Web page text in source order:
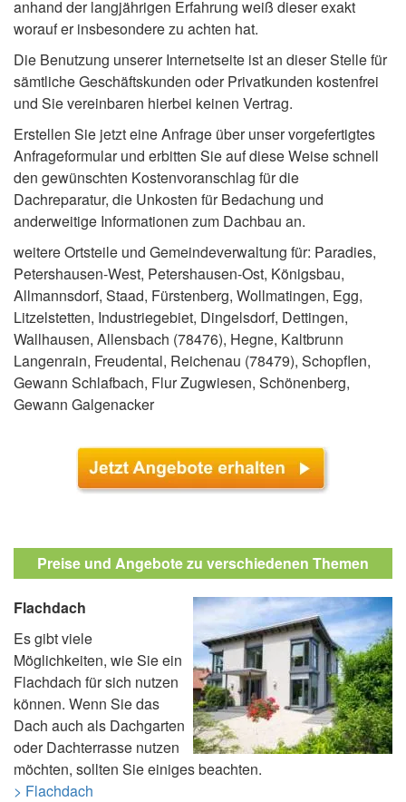
anhand der langjährigen Erfahrung weiß dieser exakt
worauf er insbesondere zu achten hat.
Die Benutzung unserer Internetseite ist an dieser Stelle für
sämtliche Geschäftskunden oder Privatkunden kostenfrei
und Sie vereinbaren hierbei keinen Vertrag.
Erstellen Sie jetzt eine Anfrage über unser vorgefertigtes
Anfrageformular und erbitten Sie auf diese Weise schnell
den gewünschten Kostenvoranschlag für die
Dachreparatur, die Unkosten für Bedachung und
anderweitige Informationen zum Dachbau an.
weitere Ortsteile und Gemeindeverwaltung für: Paradies,
Petershausen-West, Petershausen-Ost, Königsbau,
Allmannsdorf, Staad, Fürstenberg, Wollmatingen, Egg,
Litzelstetten, Industriegebiet, Dingelsdorf, Dettingen,
Wallhausen, Allensbach (78476), Hegne, Kaltbrunn
Langenrain, Freudental, Reichenau (78479), Schopflen,
Gewann Schlafbach, Flur Zugwiesen, Schönenberg,
Gewann Galgenacker
Preise und Angebote zu verschiedenen Themen
Flachdach
Es gibt viele
Möglichkeiten, wie Sie ein
Flachdach für sich nutzen
können. Wenn Sie das
Dach auch als Dachgarten
oder Dachterrasse nutzen
möchten, sollten Sie einiges beachten.
> Flachdach